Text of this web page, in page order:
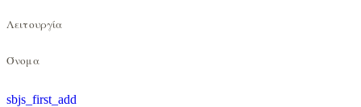
Λειτουργία
Όνομα
sbjs_first_add